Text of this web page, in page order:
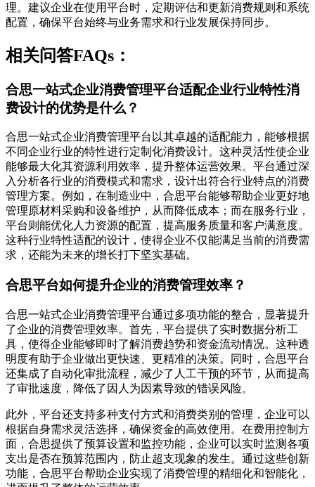
理。建议企业在使用平台时，定期评估和更新消费规则和系统
配置，确保平台始终与业务需求和行业发展保持同步。
相关问答FAQs：
合思一站式企业消费管理平台适配企业行业特性消
费设计的优势是什么？
合思一站式企业消费管理平台以其卓越的适配能力，能够根据
不同企业行业的特性进行定制化消费设计。这种灵活性使企业
能够最大化其资源利用效率，提升整体运营效果。平台通过深
入分析各行业的消费模式和需求，设计出符合行业特点的消费
管理方案。例如，在制造业中，合思平台能够帮助企业更好地
管理原材料采购和设备维护，从而降低成本；而在服务行业，
平台则能优化人力资源的配置，提高服务质量和客户满意度。
这种行业特性适配的设计，使得企业不仅能满足当前的消费需
求，还能为未来的增长打下坚实基础。
合思平台如何提升企业的消费管理效率？
合思一站式企业消费管理平台通过多项功能的整合，显著提升
了企业的消费管理效率。首先，平台提供了实时数据分析工
具，使得企业能够即时了解消费趋势和资金流动情况。这种透
明度有助于企业做出更快速、更精准的决策。同时，合思平台
还集成了自动化审批流程，减少了人工干预的环节，从而提高
了审批速度，降低了因人为因素导致的错误风险。
此外，平台还支持多种支付方式和消费类别的管理，企业可以
根据自身需求灵活选择，确保资金的高效使用。在费用控制方
面，合思提供了预算设置和监控功能，企业可以实时监测各项
支出是否在预算范围内，防止超支现象的发生。通过这些创新
功能，合思平台帮助企业实现了消费管理的精细化和智能化，